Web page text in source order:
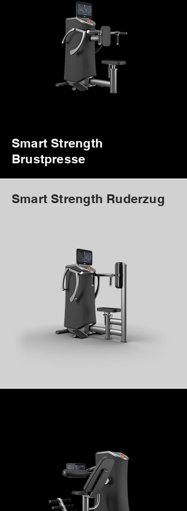
Smart Strength
Brustpresse
Smart Strength Ruderzug